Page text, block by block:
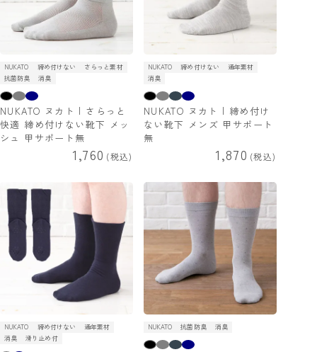
NUKATO 締め付けない
さらっと素材
抗菌防臭
消臭
NUKATO ヌカト | さらっと
快適 締め付けない靴下 メッ
シュ 甲サポート無
1,760 税込
NUKATO 締め付けない
通年素材
消臭
NUKATO ヌカト | 締め付け
ない靴下 メンズ 甲サポート
無
1,870 税込
NUKATO 締め付けない
通年素材
消臭
滑り止め付
NUKATO 抗菌防臭 消臭